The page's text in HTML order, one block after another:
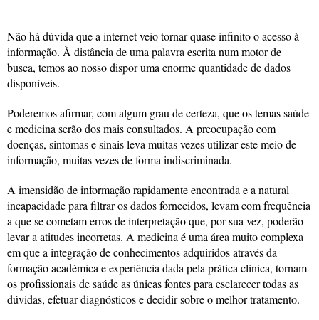
Não há dúvida que a internet veio tornar quase infinito o acesso à
informação. À distância de uma palavra escrita num motor de
busca, temos ao nosso dispor uma enorme quantidade de dados
disponíveis.
Poderemos afirmar, com algum grau de certeza, que os temas saúde
e medicina serão dos mais consultados. A preocupação com
doenças, sintomas e sinais leva muitas vezes utilizar este meio de
informação, muitas vezes de forma indiscriminada.
A imensidão de informação rapidamente encontrada e a natural
incapacidade para filtrar os dados fornecidos, levam com frequência
a que se cometam erros de interpretação que, por sua vez, poderão
levar a atitudes incorretas. A medicina é uma área muito complexa
em que a integração de conhecimentos adquiridos através da
formação académica e experiência dada pela prática clínica, tornam
os profissionais de saúde as únicas fontes para esclarecer todas as
dúvidas, efetuar diagnósticos e decidir sobre o melhor tratamento.